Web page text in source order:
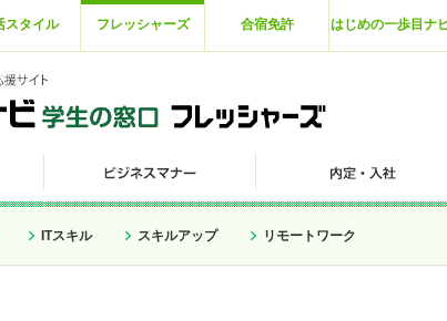
スタイル フレッシャーズ 合宿免許 はじめの一歩目ナ
ITスキル スキルアップ リモートワーク